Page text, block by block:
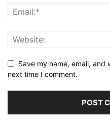
Save my name, email,
next time I comment.